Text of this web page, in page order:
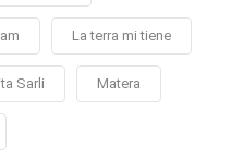
La terra mi tiene
Sarli Matera